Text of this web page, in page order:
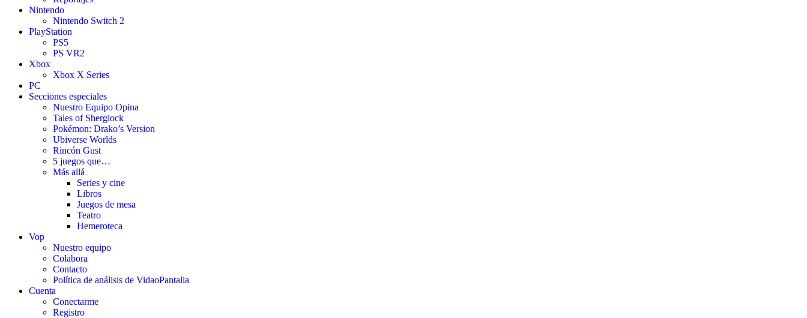
Nintendo
Nintendo Switch 2
PlayStation
PS5
PS VR2
Xbox
Xbox X Series
PC
Secciones especiales
Nuestro Equipo Opina
Tales of Shergiock
Pokémon: Drako’s Version
Ubiverse Worlds
Rincón Gust
5 juegos que…
Más allá
Series y cine
Libros
Juegos de mesa
Teatro
Hemeroteca
Vop
Nuestro equipo
Colabora
Contacto
Política de análisis de VidaoPantalla
Cuenta
Conectarme
Registro